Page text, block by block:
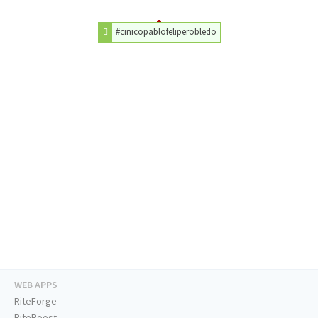
#cinicopablofeliperobledo
WEB APPS
RiteForge